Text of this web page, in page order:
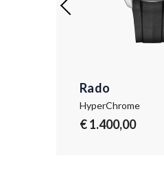
Rado
HyperChrome
€ 1.400,00